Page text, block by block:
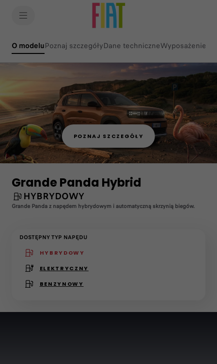
O modelu(active )
Poznaj szczegółyDane techniczneWyposażenie
POZNAJ SZCZEGÓŁY
Grande Panda Hybrid
HYBRYDOWY
Grande Panda z napędem hybrydowym i automatyczną skrzynią biegów.
DOSTĘPNY TYP NAPĘDU
HYBRYDOWY
ELEKTRYCZNY
BENZYNOWY